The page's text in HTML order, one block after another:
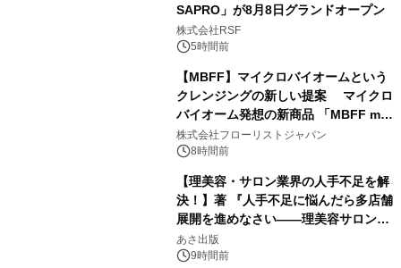
SAPRO」が8月8日グランドオープン
株式会社RSF
5時間前
【MBFF】マイクロバイオームという
クレンジングの新しい提案 マイクロ
バイオーム発想の新商品 「MBFF mb
クレンジングPRO」を2026年8月6日
発売
株式会社フローリストジャパン
8時間前
【理美容・サロン業界の人手不足を解
決！】著 『人手不足に悩んだら多店舗
展開を進めなさい――理美容サロン
「多店舗展開」の教科書』2026年8月
24日（月）発売
あさ出版
9時間前